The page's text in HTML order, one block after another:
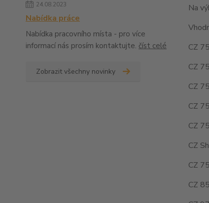
24.08.2023
Nabídka práce
Nabídka pracovního místa - pro více
informací nás prosím kontaktujte. číst celé
Zobrazit všechny novinky
Na
CZ
CZ
CZ
CZ
CZ
CZ
CZ
CZ